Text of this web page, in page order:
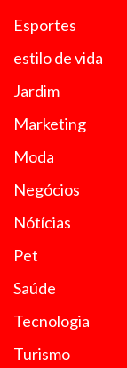
Esportes
estilo de vida
Jardim
Marketing
Moda
Negócios
Nótícias
Pet
Saúde
Tecnologia
Turismo